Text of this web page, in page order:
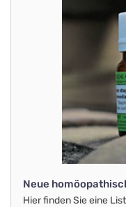
Neue
Hier finden Sie eine